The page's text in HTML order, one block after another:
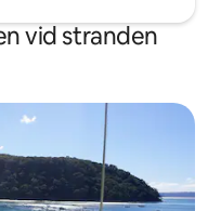
vid stranden